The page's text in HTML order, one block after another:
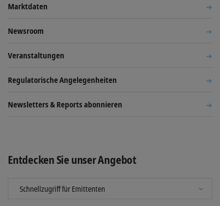
Marktdaten
Newsroom
Veranstaltungen
Regulatorische Angelegenheiten
Newsletters & Reports abonnieren
Entdecken Sie unser Angebot